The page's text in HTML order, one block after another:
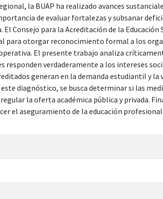
la BUAP ha realizado avances
de evaluar fortalezas y subsanar
Consejo para la Acreditación de la Educación
para otorgar reconocimiento formal a los
El presente trabajo analiza
responden verdaderamente a los intereses
generan en la demanda estudiantil y
diagnóstico, se busca determinar si las
la oferta académica pública y privada.
el aseguramiento de la educación